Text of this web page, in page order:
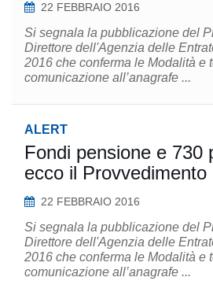
22 FEBBRAIO 2016
Si segnala la pubblicazione del
Direttore dell'Agenzia delle
2016 che conferma le Modalità e
comunicazione all’anagrafe ...
ALERT
Fondi pensione e 730
ecco il Provvedimento
22 FEBBRAIO 2016
Si segnala la pubblicazione del
Direttore dell'Agenzia delle
2016 che conferma le Modalità e
comunicazione all’anagrafe ...